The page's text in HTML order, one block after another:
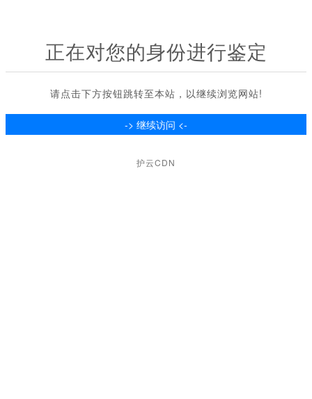
正在对您的身份进行鉴定
请点击下方按钮跳转至本站，以继续浏览网站!
护云CDN